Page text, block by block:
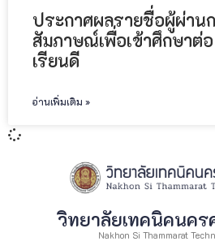
ประกาศผลรายชื่อผู้ผ่าน
สัมภาษณ์เพื่อเข้าศึกษาต่
เรียนดี
อ่านเพิ่มเติม »
วิทยาลัยเทคนิคนค
Nakhon Si Thammarat